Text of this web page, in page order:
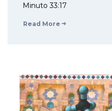
Minuto 33:17
Read More